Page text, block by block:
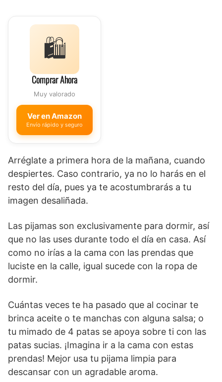
🛍️
Comprar Ahora
Muy valorado
Ver en Amazon
Envío rápido y seguro
Arréglate a primera hora de la mañana, cuando
despiertes. Caso contrario, ya no lo harás en el
resto del día, pues ya te acostumbrarás a tu
imagen desaliñada.
Las pijamas son exclusivamente para dormir, así
que no las uses durante todo el día en casa. Así
como no irías a la cama con las prendas que
luciste en la calle, igual sucede con la ropa de
dormir.
Cuántas veces te ha pasado que al cocinar te
brinca aceite o te manchas con alguna salsa; o
tu mimado de 4 patas se apoya sobre ti con las
patas sucias. ¡Imagina ir a la cama con estas
prendas! Mejor usa tu pijama limpia para
descansar con un agradable aroma.